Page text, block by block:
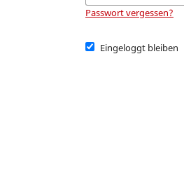
Passwort vergessen?
Eingeloggt bleiben